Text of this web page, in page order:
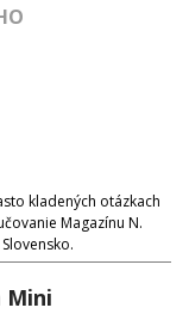
kladených otázkach
Magazínu N.
Mini